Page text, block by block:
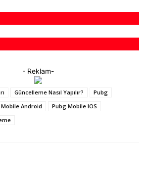
- Reklam-
Güncelleme Nasıl Yapılır?
Pubg
Android
Pubg Mobile IOS